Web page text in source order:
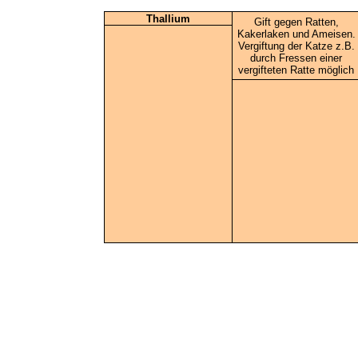
Thallium
Gift gegen Ratten,
Kakerlaken und Ameisen.
Vergiftung der Katze z.B.
durch Fressen einer
vergifteten Ratte möglich